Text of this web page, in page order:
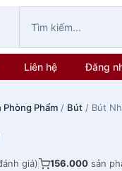
Liên hệ Đăng
Phòng Phẩm / Bút / Bút
giá) 156.000 sản